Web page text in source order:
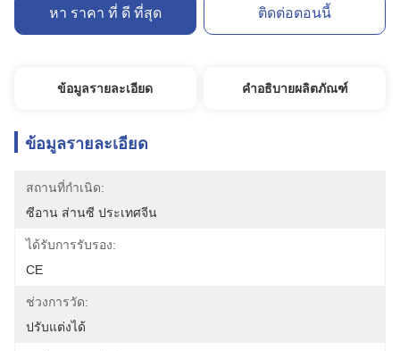
หา ราคา ที่ ดี ที่สุด ติดต่อตอนนี้
ข้อมูลรายละเอียด คำอธิบายผลิตภัณฑ์
ข้อมูลรายละเอียด
สถานที่กำเนิด:
ซีอาน ส่านซี ประเทศจีน
ได้รับการรับรอง:
CE
ช่วงการวัด:
ปรับแต่งได้